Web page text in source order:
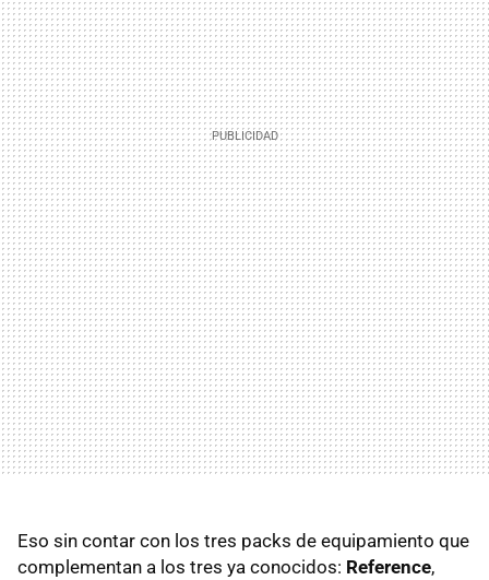
Eso sin contar con los tres packs de equipamiento que
complementan a los tres ya conocidos: Reference,